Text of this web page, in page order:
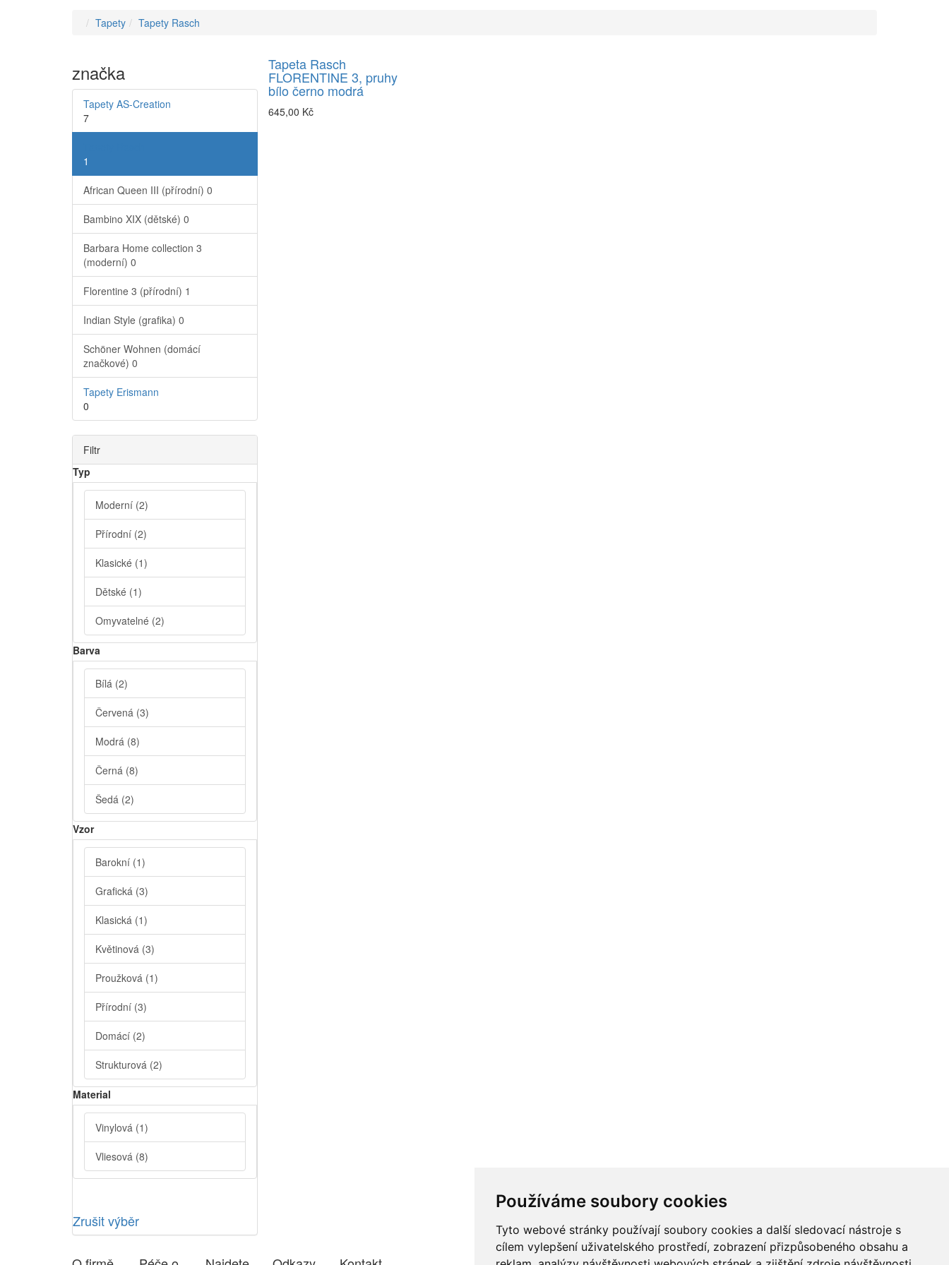
Používáme soubory cookies
Tyto webové stránky používají soubory cookies a další sledovací nástroje s
cílem vylepšení uživatelského prostředí, zobrazení přizpůsobeného obsahu a
Tapety Tapety Rasch
značka
Tapety AS-Creation
7
1
African Queen III (přírodní) 0
Bambino XIX (dětské) 0
Barbara Home collection 3
(moderní) 0
Florentine 3 (přírodní) 1
Indian Style (grafika) 0
Schöner Wohnen (domácí
značkové) 0
Tapety Erismann
0
Filtr
Typ
Moderní (2)
Přírodní (2)
Klasické (1)
Dětské (1)
Omyvatelné (2)
Barva
Bílá (2)
Červená (3)
Modrá (8)
Černá (8)
Šedá (2)
Vzor
Barokní (1)
Grafická (3)
Klasická (1)
Květinová (3)
Proužková (1)
Přírodní (3)
Domácí (2)
Strukturová (2)
Material
Vinylová (1)
Vliesová (8)
Zrušit výběr
Tapeta Rasch
FLORENTINE 3, pruhy
bílo černo modrá
645,00 Kč